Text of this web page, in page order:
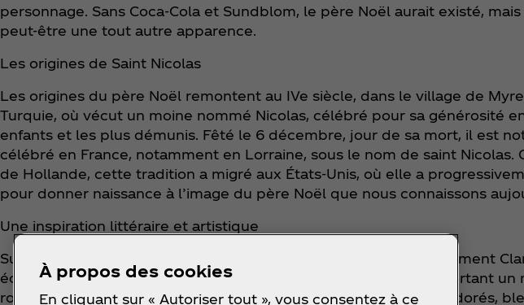
personnage. Sans Coca‑Cola et Sundblom, le père Noël aurait existé,
peut-être une tout autre apparence.
Les origines de Saint Nicolas
Les origines du père Noël remontent au IVe siècle, dans le village de
Turquie, où vécut un moine nommé Nicolas, célébré pour sa générosité
enfants et les plus démunis. Fêté le 6 décembre, jour de sa mort, il est
célébré en France, notamment en Lorraine, sous le nom de saint Nicolas.
de Hollande, cette tradition a migré aux États-Unis, où elle a
pour donner naissance à l’image du père Noël que nous connaissons
Une inspiration littéraire et artistique
Sundblom s’est inspiré du poème A Visit from St. Nicholas de Clement
écrit en 1822, dans lequel le père Noël est déjà décrit comme portant un
rouge. Auparavant, il apparaissait aussi bien avec des manteaux dorés,
À propos des cookies
En cliquant sur « Autoriser tout », vous consentez à ce